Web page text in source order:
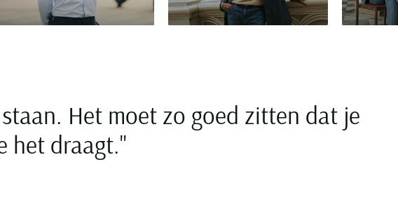
Het moet zo goed zitten dat je
het draagt."